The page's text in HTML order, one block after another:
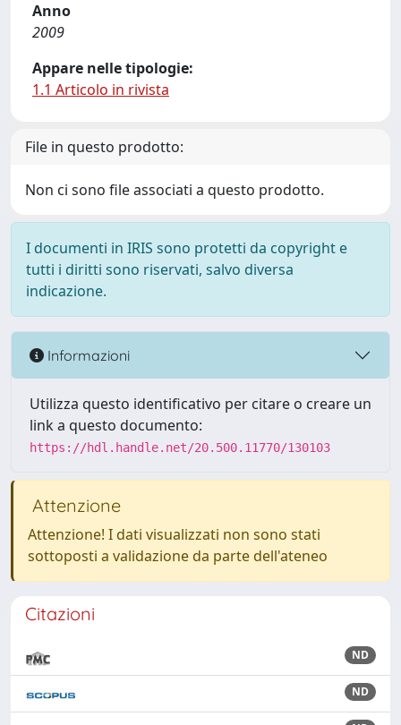
Anno
2009
Appare nelle tipologie:
1.1 Articolo in rivista
File in questo prodotto:
Non ci sono file associati a questo prodotto.
I documenti in IRIS sono protetti da copyright e
tutti i diritti sono riservati, salvo diversa
indicazione.
Informazioni
Utilizza questo identificativo per citare o creare un
link a questo documento:
https://hdl.handle.net/20.500.11770/130103
Attenzione
Attenzione! I dati visualizzati non sono stati
sottoposti a validazione da parte dell'ateneo
Citazioni
ND
ND